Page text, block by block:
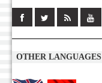
OTHER LANGUAGES